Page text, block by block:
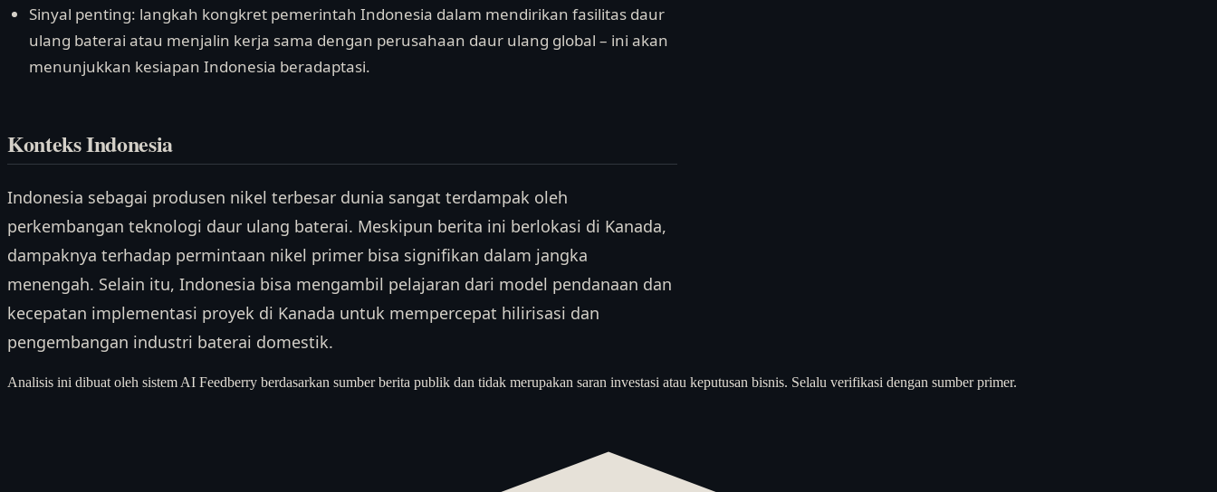
Sinyal penting: langkah kongkret pemerintah Indonesia dalam mendirikan fasilitas daur
ulang baterai atau menjalin kerja sama dengan perusahaan daur ulang global – ini akan
menunjukkan kesiapan Indonesia beradaptasi.
Konteks Indonesia
Indonesia sebagai produsen nikel terbesar dunia sangat terdampak oleh
perkembangan teknologi daur ulang baterai. Meskipun berita ini berlokasi di Kanada,
dampaknya terhadap permintaan nikel primer bisa signifikan dalam jangka
menengah. Selain itu, Indonesia bisa mengambil pelajaran dari model pendanaan dan
kecepatan implementasi proyek di Kanada untuk mempercepat hilirisasi dan
pengembangan industri baterai domestik.
Analisis ini dibuat oleh sistem AI Feedberry berdasarkan sumber berita publik dan tidak merupakan saran investasi atau keputusan bisnis. Selalu verifikasi dengan sumber primer.